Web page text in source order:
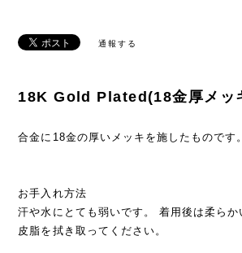
通報する
18K Gold Plated(18金厚メッ
合金に18金の厚いメッキを施したものです。
お手入れ方法
汗や水にとても弱いです。 着用後は柔ら
皮脂を拭き取ってください。